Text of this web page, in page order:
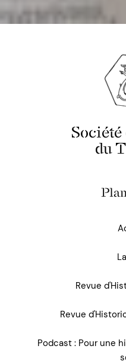
du
Revue
Revue
Podcast : Pour une